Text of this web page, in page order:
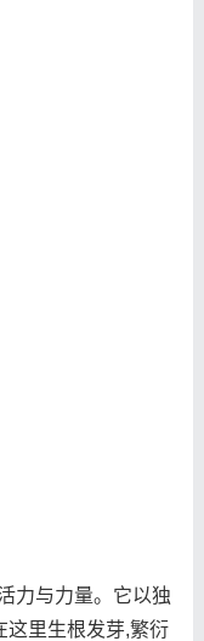
与力量。它以独
这里生根发芽,繁衍